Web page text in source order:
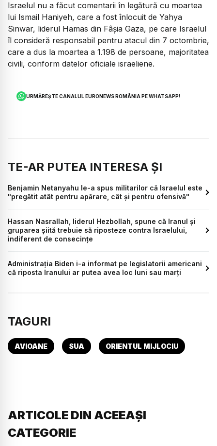
Israelul nu a făcut comentarii în legătură cu moartea
lui Ismail Haniyeh, care a fost înlocuit de Yahya
Sinwar, liderul Hamas din Fâșia Gaza, pe care Israelul
îl consideră responsabil pentru atacul din 7 octombrie,
care a dus la moartea a 1.198 de persoane, majoritatea
civili, conform datelor oficiale israeliene.
URMĂREȘTE CANALUL EURONEWS ROMÂNIA PE WHATSAPP!
TE-AR PUTEA INTERESA ȘI
Benjamin Netanyahu le-a spus militarilor că Israelul este
"pregătit atât pentru apărare, cât și pentru ofensivă"
Hassan Nasrallah, liderul Hezbollah, spune că Iranul și
gruparea șiită trebuie să riposteze contra Israelului,
indiferent de consecinţe
Administrația Biden i-a informat pe legislatorii americani
că riposta Iranului ar putea avea loc luni sau marți
TAGURI
AVIOANE SUA ORIENTUL MIJLOCIU
ARTICOLE DIN ACEEAȘI
CATEGORIE